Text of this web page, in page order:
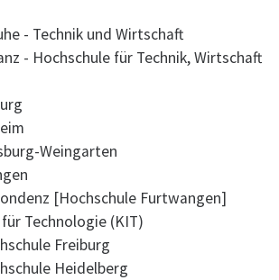
- Technik und Wirtschaft
- Hochschule für Technik, Wirtschaft
Weingarten
[Hochschule Furtwangen]
Technologie (KIT)
Freiburg
Heidelberg